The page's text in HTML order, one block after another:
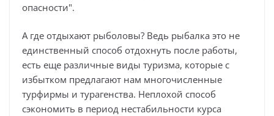
опасности".
А где отдыхают рыболовы? Ведь рыбалка это не
единственный способ отдохнуть после работы,
есть еще различные виды туризма, которые с
избытком предлагают нам многочисленные
турфирмы и турагенства. Неплохой способ
сэкономить в период нестабильности курса